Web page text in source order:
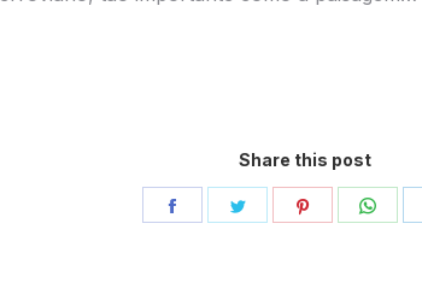
Share this post
Share
Share
Share